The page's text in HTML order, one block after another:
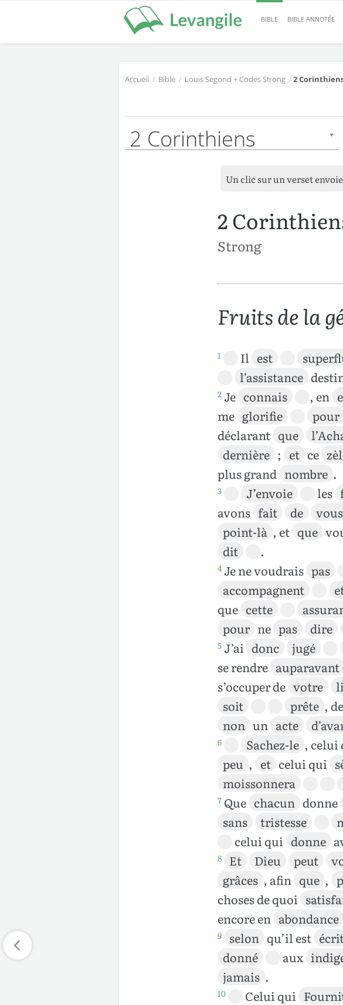
BIBLE BIBLE ANNOTÉE
Accueil / Bible / Louis Segond + Codes Strong /2
2 Corinthiens
Un clic sur un verset
2
Strong
Fruits de la
1 Il est
l’assistance
2 Je connais , en
me glorifie pour
déclarant que
dernière ; et ce
plus grand nombre .
3 J’envoie les
avons fait de vous
point-là , et que
dit
.
4 Je ne voudrais pas
accompagnent
que cette
pour ne pas dire
5 J’ai donc jugé
se rendre auparavant
s’occuper de votre
soit
prête , de
non un acte
6 Sachez-le , celui
peu , et celui qui
moissonnera
7 Que chacun donne
sans
tristesse
celui qui donne
8 Et Dieu peut
grâces , afin que ,
choses de quoi
encore en abondance
9 selon qu’il est
donné
aux
jamais .
10 Celui qui